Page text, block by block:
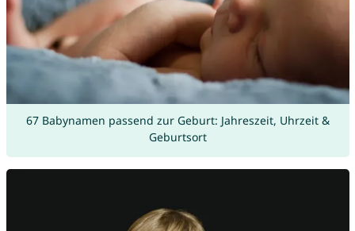
67 Babynamen passend zur Geburt: Jahreszeit, Uhrzeit &
Geburtsort